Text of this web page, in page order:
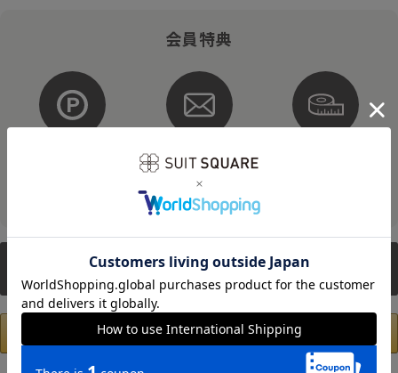
会員特典
メルマガ配信
そのほかにもさまざまなキャンペーンを予定しています。
新規会員登録